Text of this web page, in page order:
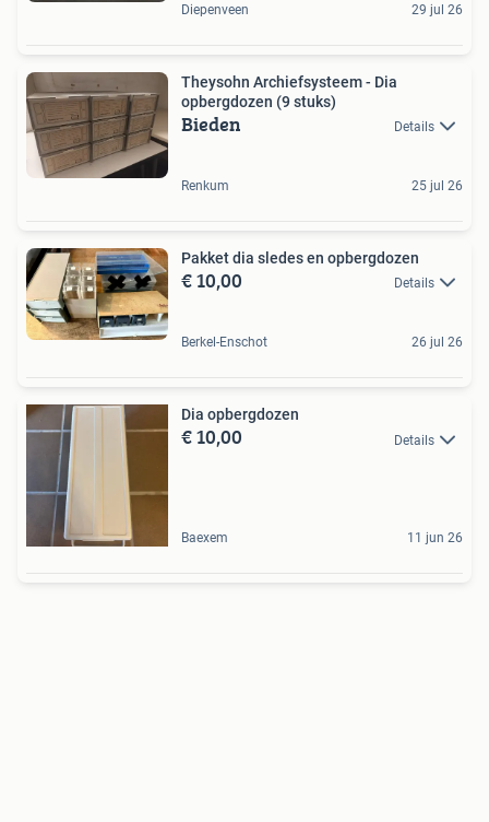
Diepenveen 29 jul 26
Theysohn Archiefsysteem - Dia
opbergdozen (9 stuks)
Bieden Details
Renkum 25 jul 26
Pakket dia sledes en opbergdozen
€ 10,00 Details
Berkel-Enschot 26 jul 26
Dia opbergdozen
€ 10,00 Details
Baexem 11 jun 26